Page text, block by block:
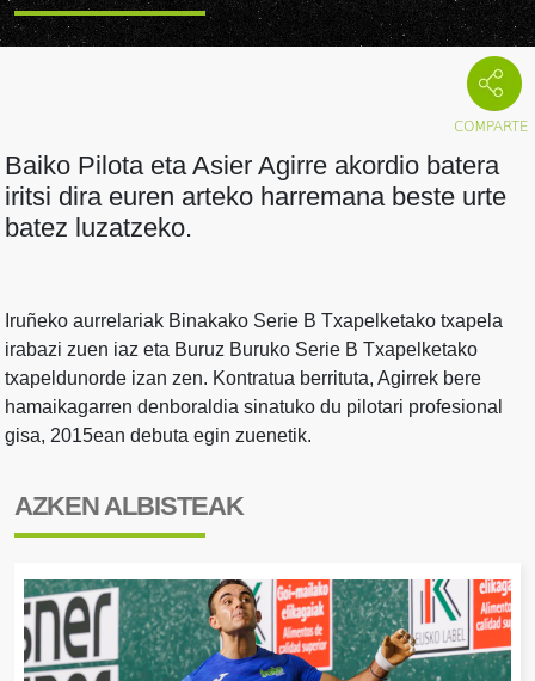
Baiko Pilota eta Asier Agirre akordio batera
iritsi dira euren arteko harremana beste urte
batez luzatzeko.
Iruñeko aurrelariak Binakako Serie B Txapelketako txapela
irabazi zuen iaz eta Buruz Buruko Serie B Txapelketako
txapeldunorde izan zen. Kontratua berrituta, Agirrek bere
hamaikagarren denboraldia sinatuko du pilotari profesional
gisa, 2015ean debuta egin zuenetik.
AZKEN ALBISTEAK